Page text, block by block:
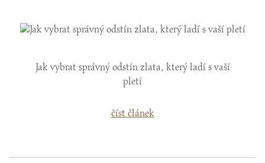
Jak vybrat správný odstín zlata, který ladí s vaší
pletí
číst článek